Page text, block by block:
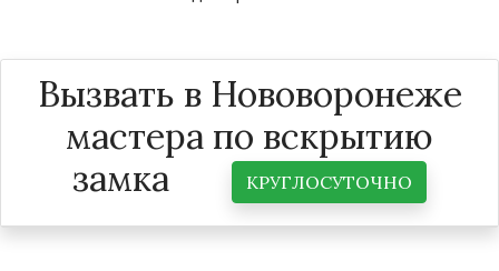
Вызвать в Нововоронеже
мастера по вскрытию
замка
КРУГЛОСУТОЧНО